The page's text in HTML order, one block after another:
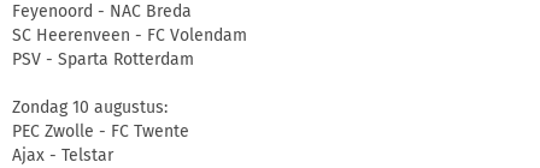
Feyenoord - NAC Breda
SC Heerenveen - FC Volendam
PSV - Sparta Rotterdam
Zondag 10 augustus:
PEC Zwolle - FC Twente
Ajax - Telstar